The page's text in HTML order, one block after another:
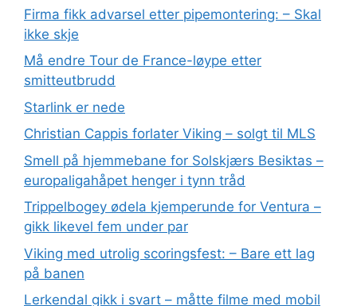
Firma fikk advarsel etter pipemontering: – Skal
ikke skje
Må endre Tour de France-løype etter
smitteutbrudd
Starlink er nede
Christian Cappis forlater Viking – solgt til MLS
Smell på hjemmebane for Solskjærs Besiktas –
europaligahåpet henger i tynn tråd
Trippelbogey ødela kjemperunde for Ventura –
gikk likevel fem under par
Viking med utrolig scoringsfest: – Bare ett lag
på banen
Lerkendal gikk i svart – måtte filme med mobil